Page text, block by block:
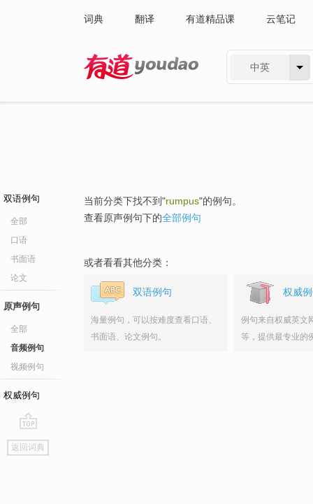
词典 翻译 有道精品课 云笔记
中英
双语例句
全部
口语
书面语
论文
原声例句
全部
音频例句
视频例句
权威例句
go
top
返回词典
当前分类下找不到"rumpus"的例句。
查看原声例句下的全部例句
或者看看其他分类：
双语例句
海量例句，可以按难度查看口语、
书面语、论文例句。
权威
例句来自权威英文
等，提供最专业的